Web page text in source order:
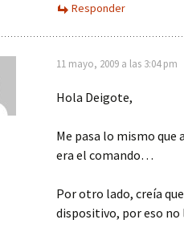
Responder
11 mayo, 2009 a las 3:04 pm
Hola Deigote,
Me pasa lo mismo
era el comando…
Por otro lado, creía
dispositivo, por eso no